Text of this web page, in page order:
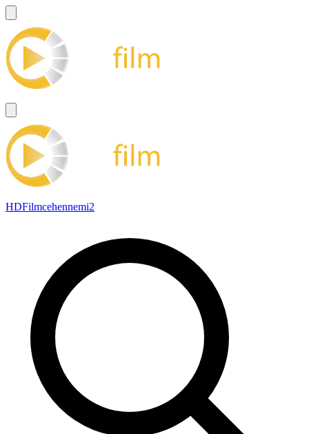
HDFilmcehennemi2